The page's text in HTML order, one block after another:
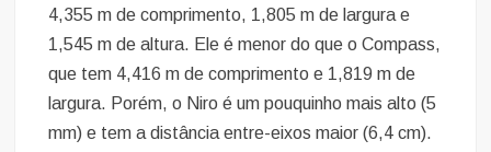
4,355 m de comprimento, 1,805 m de largura e
1,545 m de altura. Ele é menor do que o Compass,
que tem 4,416 m de comprimento e 1,819 m de
largura. Porém, o Niro é um pouquinho mais alto (5
mm) e tem a distância entre-eixos maior (6,4 cm).